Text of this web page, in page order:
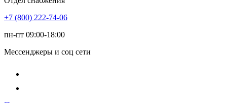
+7 (800) 222-74-06
пн-пт 09:00-18:00
Мессенджеры и соц сети